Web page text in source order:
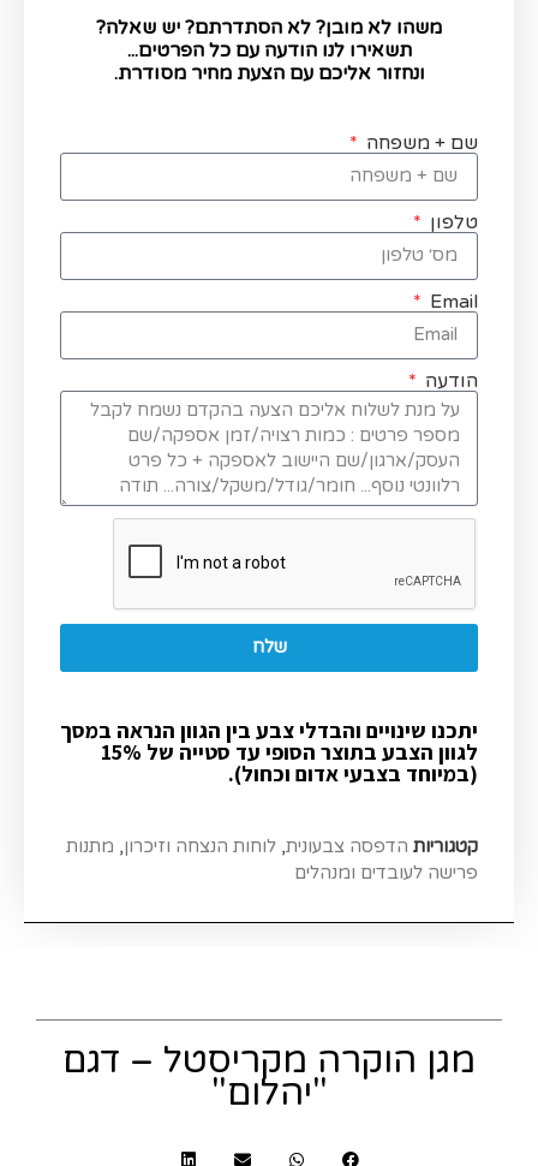
משהו לא מובן? לא הסתדרתם? יש שאלה?
תשאירו לנו הודעה עם כל הפרטים...
ונחזור אליכם עם הצעת מחיר מסודרת.
שם + משפחה
טלפון
Email
הודעה
שלח
יתכנו שינויים והבדלי צבע בין הגוון הנראה במסך
לגוון הצבע בתוצר הסופי עד סטייה של 15%
(במיוחד בצבעי אדום וכחול).
קטגוריות הדפסה צבעונית, לוחות הנצחה וזיכרון, מתנות
פרישה לעובדים ומנהלים
מגן הוקרה מקריסטל – דגם
"יהלום"